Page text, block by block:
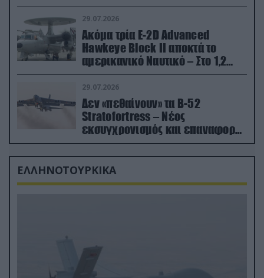
29.07.2026
Ακόμα τρία E-2D Advanced
Hawkeye Block II αποκτά το
αμερικανικό Ναυτικό – Στο 1,2
δισ.δολάρια το κόστος
29.07.2026
Δεν «πεθαίνουν» τα Β-52
Stratofortress – Νέος
εκσυγχρονισμός και επαναφορά
από τα «νεκροταφεία»
ΕΛΛΗΝΟΤΟΥΡΚΙΚΑ